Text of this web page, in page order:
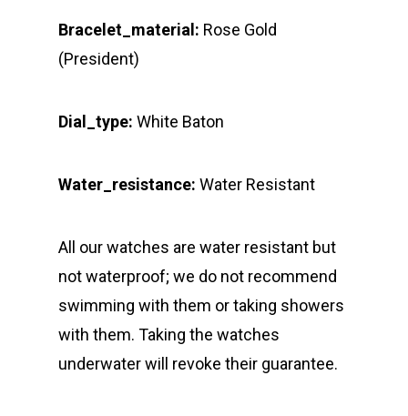
Bracelet_material: Rose Gold
(President)
Dial_type: White Baton
Water_resistance: Water Resistant
All our watches are water resistant but
not waterproof; we do not recommend
swimming with them or taking showers
with them. Taking the watches
underwater will revoke their guarantee.